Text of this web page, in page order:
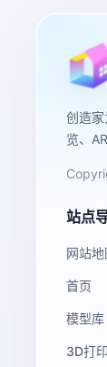
创造
览、
站点
网站地
首页
模型库
3D打印